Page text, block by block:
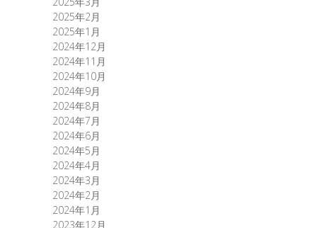
2025年2月
2025年1月
2024年12月
2024年11月
2024年10月
2024年9月
2024年8月
2024年7月
2024年6月
2024年5月
2024年4月
2024年3月
2024年2月
2024年1月
2023年12月